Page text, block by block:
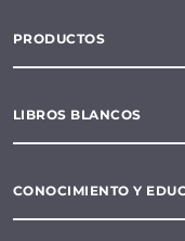
PRODUCTOS
LIBROS BLANCOS
CONOCIMIENTO Y